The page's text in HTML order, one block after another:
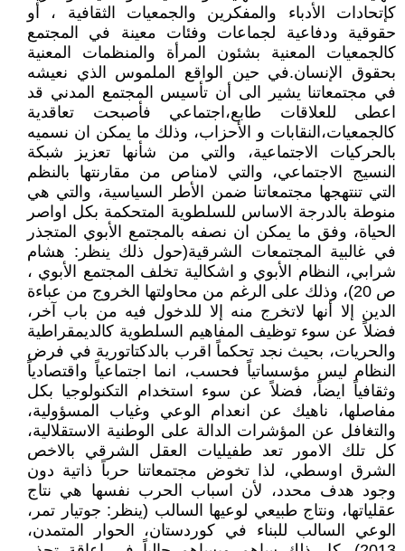
كإتحادات الأدباء والمفكرين والجمعيات الثقافية ، أو
حقوقية ودفاعية لجماعات وفئات معينة في المجتمع
كالجمعيات المعنية بشئون المرأة والمنظمات المعنية
بحقوق الإنسان.في حين الواقع الملموس الذي نعيشه
في مجتمعاتنا يشير الى أن تأسيس المجتمع المدني قد
اعطى للعلاقات طابع،اجتماعي فأصبحت تعاقدية
كالجمعيات،النقابات و الأحزاب، وذلك ما يمكن ان نسميه
بالحركيات الاجتماعية، والتي من شأنها تعزيز شبكة
النسيج الاجتماعي، والتي لامناص من مقارنتها بالنظم
التي تنتهجها مجتمعاتنا ضمن الأطر السياسية، والتي هي
منوطة بالدرجة الاساس للسلطوية المتحكمة بكل اواصر
الحياة، وفق ما يمكن ان نصفه بالمجتمع الأبوي المتجذر
في غالبية المجتمعات الشرقية(حول ذلك ينظر: هشام
شرابي، النظام الأبوي و اشكالية تخلف المجتمع الأبوي ،
ص 20)، وذلك على الرغم من محاولتها الخروج من عباءة
الدين إلا أنها لاتخرج منه إلا للدخول فيه من باب آخر،
فضلاً عن سوء توظيف المفاهيم السلطوية كالديمقراطية
والحريات، بحيث نجد تحكماً اقرب بالدكتاتورية في فرض
النظام ليس مؤسساتياً فحسب، انما اجتماعياً واقتصادياً
وثقافياً ايضاً، فضلاً عن سوء استخدام التكنولوجيا بكل
مفاصلها، ناهيك عن انعدام الوعي وغياب المسؤولية،
والتغافل عن المؤشرات الدالة على الوطنية الاستقلالية،
كل تلك الامور تعد طفيليات العقل الشرقي بالاخص
الشرق اوسطي، لذا تخوض مجتمعاتنا حرباً ذاتية دون
وجود هدف محدد، لأن اسباب الحرب نفسها هي نتاج
عقلياتها، ونتاج طبيعي لوعيها السالب (ينظر: جوتيار تمر،
الوعي السالب للبناء في كوردستان، الحوار المتمدن،